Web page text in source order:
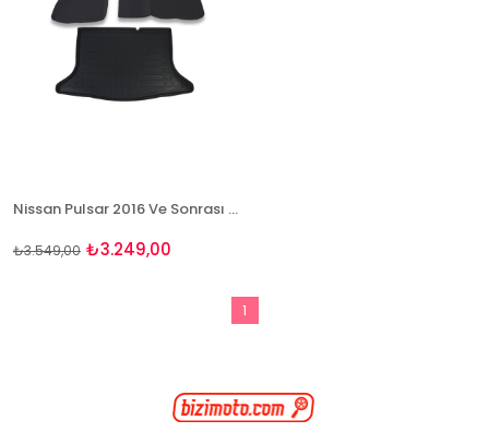
Nissan Pulsar 2016 Ve Sonrası Paspas Ve Bagaj Havuzu Seti
₺3.249,00
₺3.549,00
1